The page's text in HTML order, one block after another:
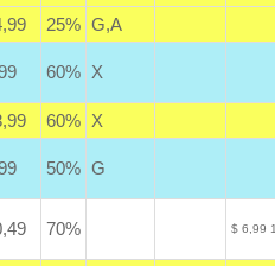
25% G,A
60% X
60%
X
50% G
70% $ 6,99